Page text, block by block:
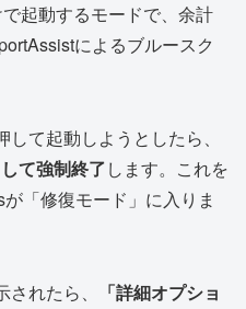
起動するモードで、余計
によるブルースク
て起動しようとしたら、
て強制終了します。これを
「修復モード」に入りま
れたら、
「詳細オプショ